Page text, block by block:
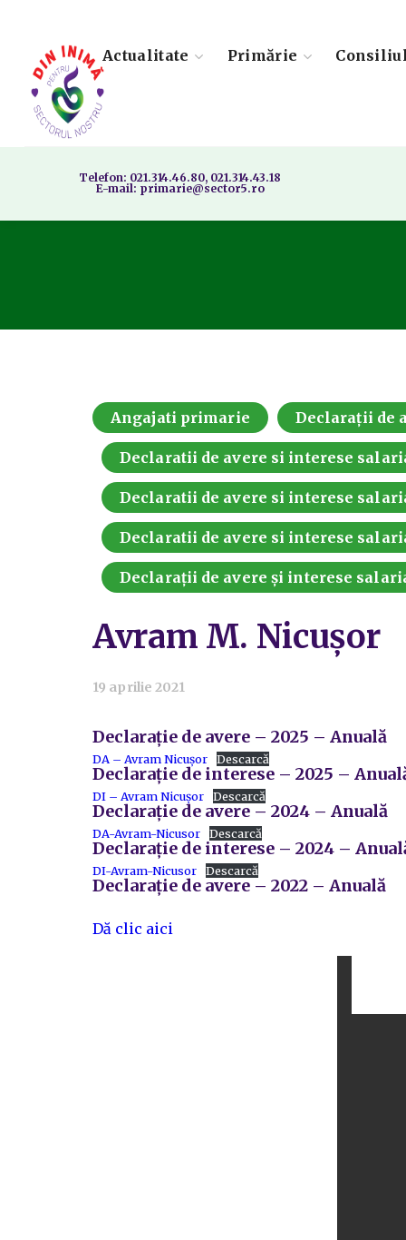
Actualitate Primărie
Telefon: 021.314.46.80, 021.314.43.18
E-mail: primarie@sector5.ro
Angajati primarie Declarații de
Declaratii de avere si interese
Declaratii de avere si interese
Declaratii de avere si interese
Declarații de avere și interese
Avram M. Nicușor
19 aprilie 2021
Declarație de avere – 2025 – Anuală
DA – Avram Nicușor Descarcă
Declarație de interese – 2025 –
DI – Avram Nicușor Descarcă
Declarație de avere – 2024 – Anuală
DA-Avram-Nicusor Descarcă
Declarație de interese – 2024 –
DI-Avram-Nicusor Descarcă
Declarație de avere – 2022 – Anuală
Dă clic aici